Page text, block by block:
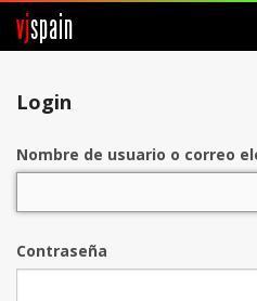
vjspain
Login
Nombre de usuario o correo
Contraseña